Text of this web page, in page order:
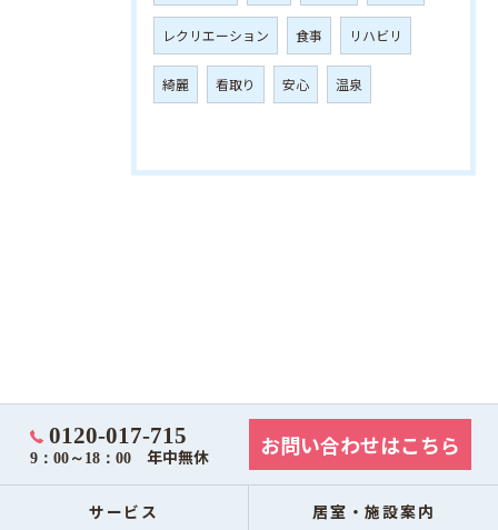
レクリエーション 食事 リハビリ
綺麗 看取り 安心 温泉
0120-017-715
9：00～18：00 年中無休 お問い合わせはこちら
サービス 居室・施設案内